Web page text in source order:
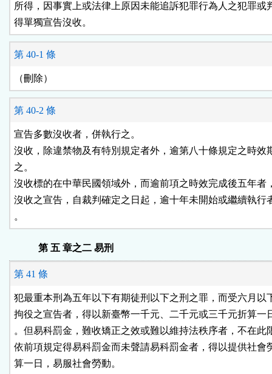
所得，因事實上或法律上原因未能追訴犯罪行為人之犯罪或
得單獨宣告沒收。
第 40-1 條
（刪除）
第 40-2 條
宣告多數沒收者，併執行之。
沒收，除違禁物及有特別規定者外，逾第八十條規定之時效
之。
沒收標的在中華民國領域外，而逾前項之時效完成後五年者
沒收之宣告，自裁判確定之日起，逾十年未開始或繼續執行
。
第 五 章之二 易刑
第 41 條
犯最重本刑為五年以下有期徒刑以下之刑之罪，而受六月以
拘役之宣告者，得以新臺幣一千元、二千元或三千元折算一
。但易科罰金，難收矯正之效或難以維持法秩序者，不在此
依前項規定得易科罰金而未聲請易科罰金者，得以提供社會
算一日，易服社會勞動。